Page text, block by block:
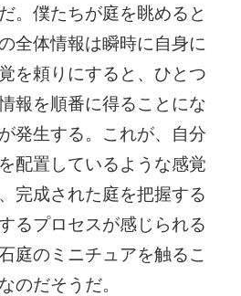
。僕たちが庭を眺めると
全体情報は瞬時に自身に
を頼りにすると、ひとつ
報を順番に得ることにな
発生する。これが、自分
配置しているような感覚
完成された庭を把握する
るプロセスが感じられる
庭のミニチュアを触るこ
のだそうだ。